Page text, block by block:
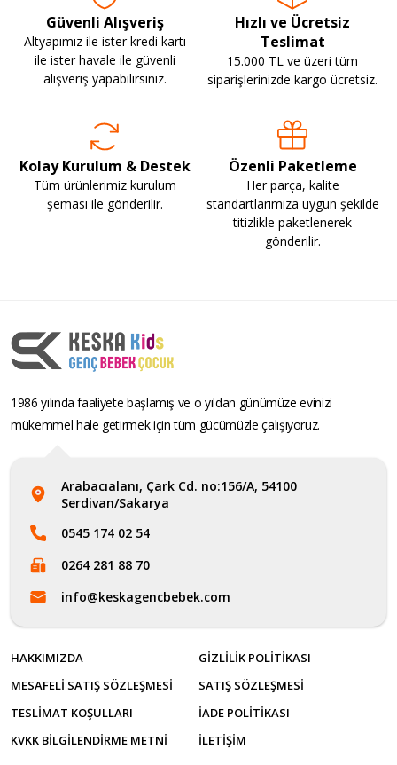
Güvenli Alışveriş
Altyapımız ile ister kredi kartı
ile ister havale ile güvenli
alışveriş yapabilirsiniz.
Hızlı ve Ücretsiz
Teslimat
15.000 TL ve üzeri tüm
siparişlerinizde kargo ücretsiz.
Kolay Kurulum & Destek
Tüm ürünlerimiz kurulum
şeması ile gönderilir.
Özenli Paketleme
Her parça, kalite
standartlarımıza uygun şekilde
titizlikle paketlenerek
gönderilir.
1986 yılında faaliyete başlamış ve o yıldan günümüze evinizi
mükemmel hale getirmek için tüm gücümüzle çalışıyoruz.
Arabacıalanı, Çark Cd. no:156/A, 54100
Serdivan/Sakarya
0545 174 02 54
0264 281 88 70
info@keskagencbebek.com
HAKKIMIZDA
GIZLILIK POLITIKASI
MESAFELI SATIŞ SÖZLEŞMESI
SATIŞ SÖZLEŞMESI
TESLIMAT KOŞULLARI
İADE POLITIKASI
KVKK BILGILENDIRME METNI
İLETİŞİM